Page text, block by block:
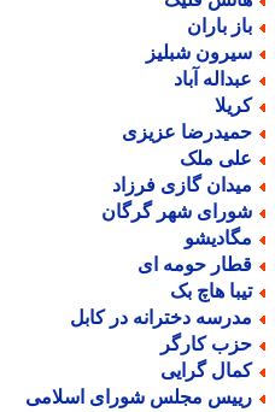
باران
شبلیز
آباد
عزیزی
ملک
گازی فرزاد
شهر گرگان
حومه ای
هاچ بک
دخترانه در کابل
کارگر
گرایی
مجلس شورای اسلامی